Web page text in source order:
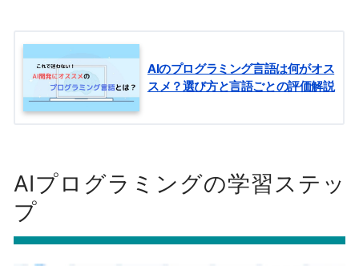
AIのプログラミング言語は何がオス
スメ？選び方と言語ごとの評価解説
AIプログラミングの学習ステッ
プ